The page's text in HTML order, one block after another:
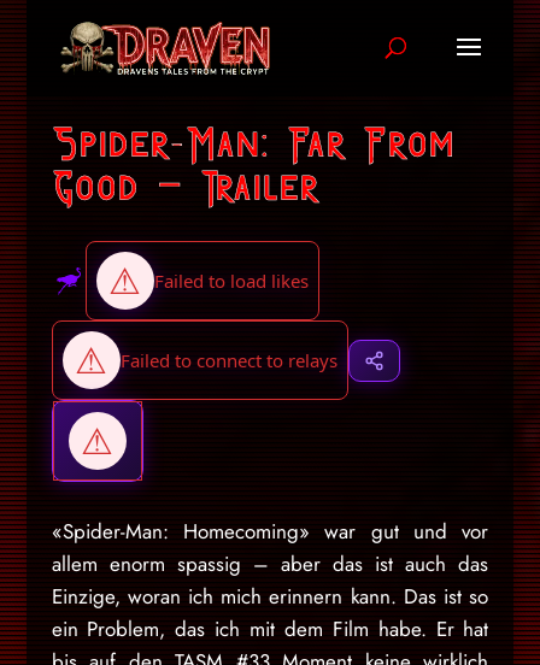
Spider-Man: Far From
Good – Trailer
«Spider-Man: Homecoming» war gut und vor
allem enorm spassig – aber das ist auch das
Einzige, woran ich mich erinnern kann. Das ist so
ein Problem, das ich mit dem Film habe. Er hat